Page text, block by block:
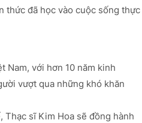
thức đã học vào cuộc sống thực
Nam, với hơn 10 năm kinh
vượt qua những khó khăn
sĩ Kim Hoa sẽ đồng hành